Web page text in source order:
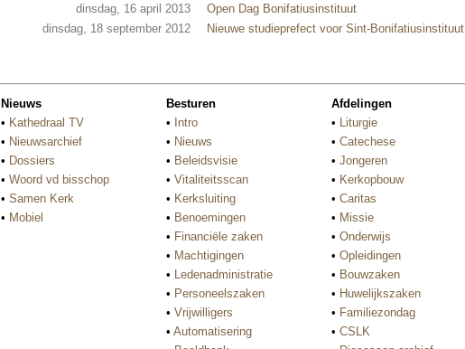
dinsdag, 16 april 2013
Open Dag Bonifatiusinstituut
dinsdag, 18 september 2012
Nieuwe studieprefect voor Sint-Bonifatiusinstituut
Nieuws
• Kathedraal TV
• Nieuwsarchief
• Dossiers
• Woord vd bisschop
• Samen Kerk
• Mobiel
Besturen
• Intro
• Nieuws
• Beleidsvisie
• Vitaliteitsscan
• Kerksluiting
• Benoemingen
• Financiële zaken
• Machtigingen
• Ledenadministratie
• Personeelszaken
• Vrijwilligers
• Automatisering
Afdelingen
• Liturgie
• Catechese
• Jongeren
• Kerkopbouw
• Caritas
• Missie
• Onderwijs
• Opleidingen
• Bouwzaken
• Huwelijkszaken
• Familiezondag
• CSLK